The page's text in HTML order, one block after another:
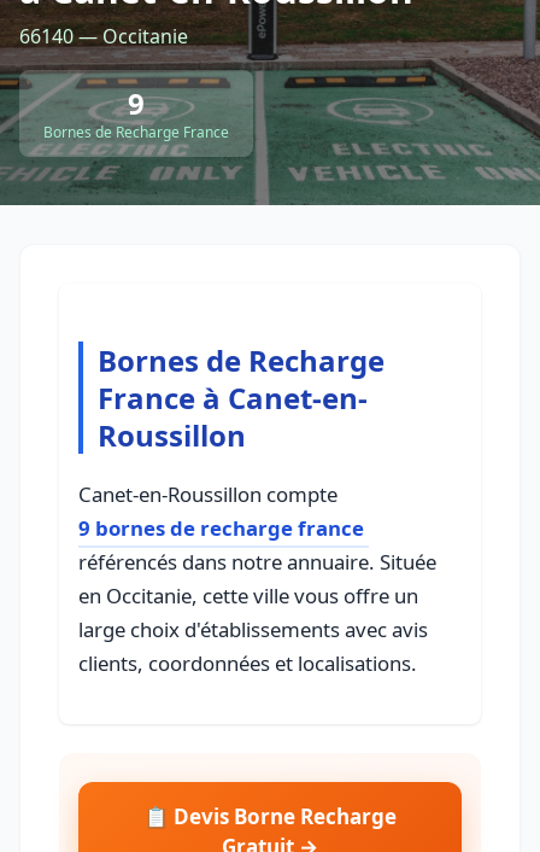
CGU-Confidentialité- Service proposé parViteUnDevis.com-Vous
66140 — Occitanie
9
Bornes de Recharge France
Bornes de Recharge
France à Canet-en-
Roussillon
Canet-en-Roussillon compte
9 bornes de recharge france
référencés dans notre annuaire. Située
en Occitanie, cette ville vous offre un
large choix d'établissements avec avis
clients, coordonnées et localisations.
📋 Devis Borne Recharge